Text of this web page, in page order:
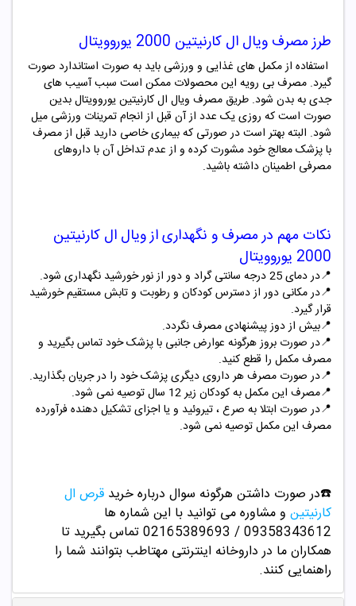
طرز مصرف ویال ال کارنیتین 2000 یوروویتال
استفاده از مکمل های غذایی و ورزشی باید به صورت استاندارد صورت
گیرد. مصرف بی رویه این محصولات ممکن است سبب آسیب های
جدی به بدن شود. طریق مصرف ویال ال کارنیتین یوروویتال بدین
صورت است که روزی یک عدد از آن قبل از انجام تمرینات ورزشی میل
شود. البته بهتر است در صورتی که بیماری خاصی دارید قبل از مصرف
با پزشک معالج خود مشورت کرده و از عدم تداخل آن با داروهای
مصرفی اطمینان داشته باشید.
نکات مهم در مصرف و نگهداری ازویال ال کارنیتین
2000 یوروویتال
📍در دمای 25 درجه سانتی گراد و دور از نور خورشید نگهداری شود.
📍در مکانی دور از دسترس کودکان و رطوبت و تابش مستقیم خورشید
قرار گیرد.
📍بیش از دوز پیشنهادی مصرف نگردد.
📍در صورت بروز هرگونه عوارض جانبی با پزشک خود تماس بگیرید و
مصرف مکمل را قطع کنید.
📍در صورت مصرف هر داروی دیگری پزشک خود را در جریان بگذارید.
📍مصرف این مکمل به کودکان زیر 12 سال توصیه نمی شود.
📍در صورت ابتلا به صرع ، تیروئید و یا اجزای تشکیل دهنده فرآورده
مصرف این مکمل توصیه نمی شود.
☎️در صورت داشتن هرگونه سوال درباره خرید قرص ال
کارنیتین و مشاوره می توانید با این شماره ها
09358343612 / 02165389693
تماس بگیرید تا
همکاران ما در داروخانه اینترنتی مهتاطب بتوانند شما را
راهنمایی کنند.